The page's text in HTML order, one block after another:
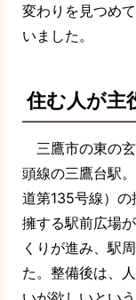
変わりを見つめ
いました。
住む人が主
三鷹市の東の
頭線の三鷹台駅
道第135号線）
擁する駅前広場
くりが進み、駅
た。整備後は、